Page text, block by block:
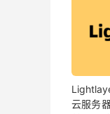
云服务